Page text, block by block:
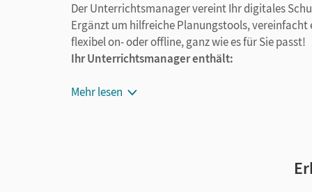
Der Unterrichtsmanager vereint Ihr digitales
Ergänzt um hilfreiche Planungstools,
flexibel on- oder offline, ganz wie es für Sie passt!
Ihr Unterrichtsmanager enthält:
kapitelgenaue Materialanordnung
Projektideen mit Einführungen,
Mehr lesen